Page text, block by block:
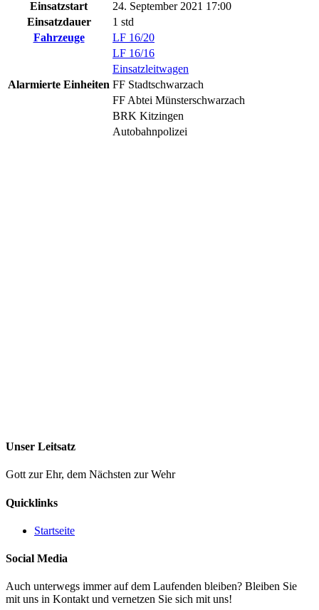
Einsatzstart
24. September 2021 17:00
Einsatzdauer
1 std
Fahrzeuge
LF 16/20
LF 16/16
Einsatzleitwagen
Alarmierte Einheiten FF Stadtschwarzach
FF Abtei Münsterschwarzach
BRK Kitzingen
Autobahnpolizei
Unser Leitsatz
Gott zur Ehr, dem Nächsten zur Wehr
Quicklinks
Startseite
Social Media
Auch unterwegs immer auf dem Laufenden bleiben? Bleiben Sie
mit uns in Kontakt und vernetzen Sie sich mit uns!